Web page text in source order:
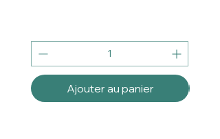
Ajouter au panier